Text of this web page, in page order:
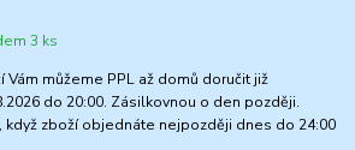
3 ks
Vám můžeme PPL až domů doručit již
do 20:00. Zásilkovnou o den později.
když zboží objednáte nejpozději dnes do 24:00